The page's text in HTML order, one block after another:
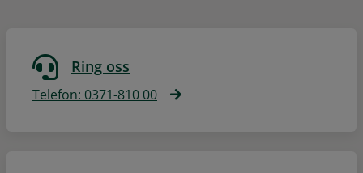
Ring oss
Telefon: 0371-810 00